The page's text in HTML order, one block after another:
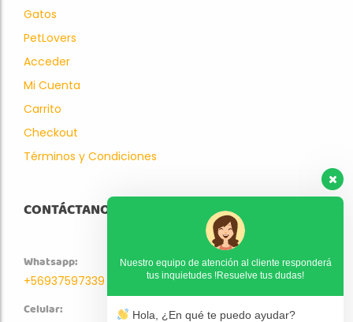
Gatos
PetLovers
Acceder
Mi Cuenta
Carrito
Checkout
Términos y Condiciones
CONTÁCTANOS
Whatsapp:
+56937597339
Celular:
Nuestro equipo de atención al cliente responderá
tus inquietudes !Resuelve tus dudas!
Hola, ¿En qué te puedo ayudar?